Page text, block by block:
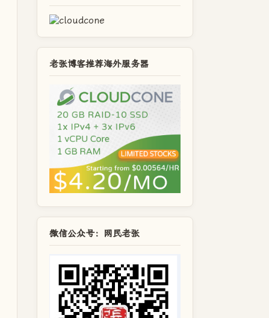
老张博客推荐海外服务器
微信公众号：网民老张